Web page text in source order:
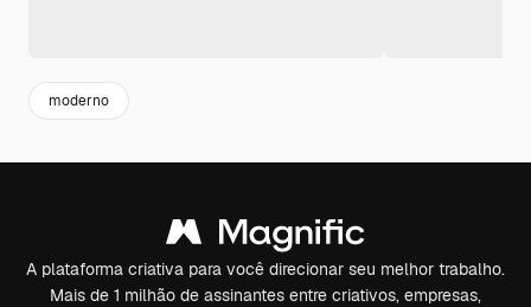
moderno
A plataforma criativa para você direcionar seu melhor trabalho.
Mais de 1 milhão de assinantes entre criativos, empresas,